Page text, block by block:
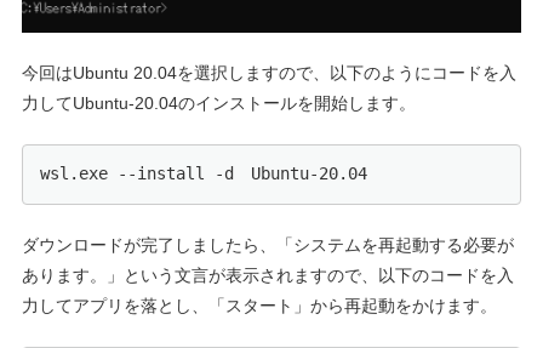
今回はUbuntu 20.04を選択しますので、以下のようにコードを入
力してUbuntu-20.04のインストールを開始します。
wsl.exe --install -d　Ubuntu-20.04
ダウンロードが完了しましたら、「システムを再起動する必要が
あります。」という文言が表示されますので、以下のコードを入
力してアプリを落とし、「スタート」から再起動をかけます。